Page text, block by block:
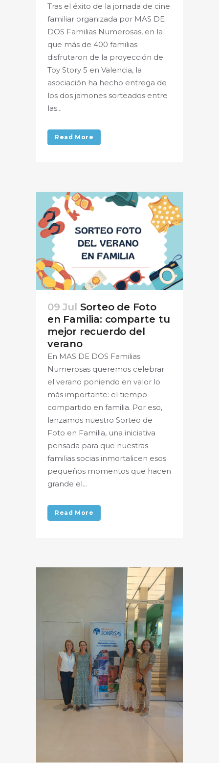
Tras el éxito de la jornada de cine
familiar organizada por MAS DE
DOS Familias Numerosas, en la
que más de 400 familias
disfrutaron de la proyección de
Toy Story 5 en Valencia, la
asociación ha hecho entrega de
los dos jamones sorteados entre
las...
Read More
09 Jul Sorteo de Foto
en Familia: comparte tu
mejor recuerdo del
verano
En MAS DE DOS Familias
Numerosas queremos celebrar
el verano poniendo en valor lo
más importante: el tiempo
compartido en familia. Por eso,
lanzamos nuestro Sorteo de
Foto en Familia, una iniciativa
pensada para que nuestras
familias socias inmortalicen esos
pequeños momentos que hacen
grande el...
Read More